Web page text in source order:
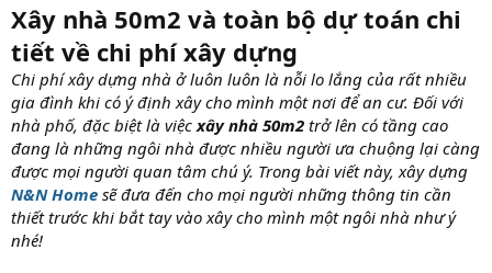
Xây nhà 50m2 và toàn bộ dự toán chi
tiết về chi phí xây dựng
Chi phí xây dựng nhà ở luôn luôn là nỗi lo lắng của rất nhiều
gia đình khi có ý định xây cho mình một nơi để an cư. Đối với
nhà phố, đặc biệt là việc xây nhà 50m2 trở lên có tầng cao
đang là những ngôi nhà được nhiều người ưa chuộng lại càng
được mọi người quan tâm chú ý. Trong bài viết này, xây dựng
N&N Home sẽ đưa đến cho mọi người những thông tin cần
thiết trước khi bắt tay vào xây cho mình một ngôi nhà như ý
nhé!